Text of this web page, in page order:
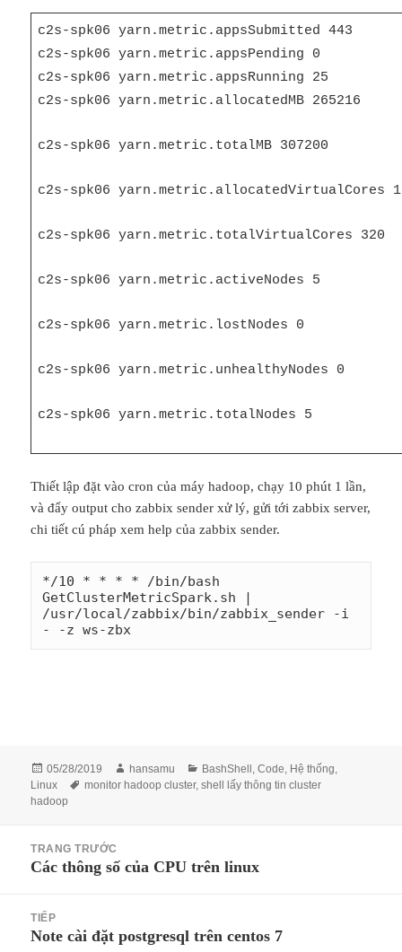
c2s-spk06 yarn.metric.appsSubmitted 443
c2s-spk06 yarn.metric.appsPending 0
c2s-spk06 yarn.metric.appsRunning 25
c2s-spk06 yarn.metric.allocatedMB 265216
c2s-spk06 yarn.metric.totalMB 307200
c2s-spk06 yarn.metric.allocatedVirtualCores
c2s-spk06 yarn.metric.totalVirtualCores 320
c2s-spk06 yarn.metric.activeNodes 5
c2s-spk06 yarn.metric.lostNodes 0
c2s-spk06 yarn.metric.unhealthyNodes 0
c2s-spk06 yarn.metric.totalNodes 5
Thiết lập đặt vào cron của máy hadoop, chạy 10 phút 1 lần,
và đẩy output cho zabbix sender xử lý, gửi tới zabbix server,
chi tiết cú pháp xem help của zabbix sender.
*/10 * * * * /bin/bash
GetClusterMetricSpark.sh |
/usr/local/zabbix/bin/zabbix_sender -i
- -z ws-zbx
Đăng
vào
ngày
05/28/2019
Tác
giả
hansamu
Danh
mục
BashShell ,Code, Hệ thống,
Linux
Thẻ
monitor hadoop cluster,shell lấy thông tin cluster
hadoop
hướng
TRANG TRƯỚC
Bài
trước:
Các thông số của CPU trên linux
TIẾP
Bài
Note cài đặt postgresql trên centos 7